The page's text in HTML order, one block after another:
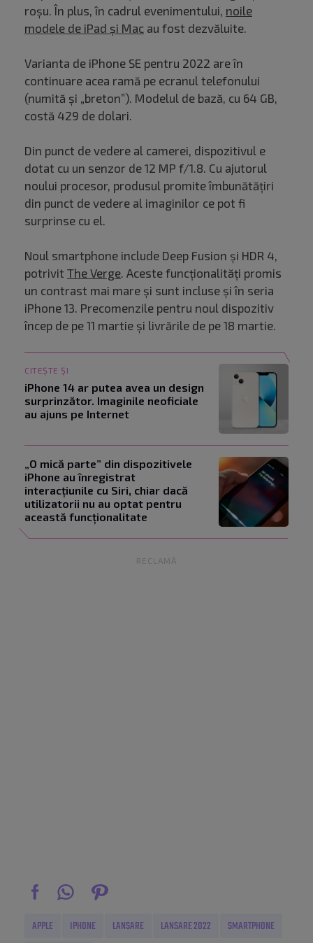
roșu. În plus, în cadrul evenimentului, noile
modele de iPad și Mac au fost dezvăluite.
Varianta de iPhone SE pentru 2022 are în
continuare acea ramă pe ecranul telefonului
(numită și „breton”). Modelul de bază, cu 64 GB,
costă 429 de dolari.
Din punct de vedere al camerei, dispozitivul e
dotat cu un senzor de 12 MP f/1.8. Cu ajutorul
noului procesor, produsul promite îmbunătățiri
din punct de vedere al imaginilor ce pot fi
surprinse cu el.
Noul smartphone include Deep Fusion și HDR 4,
potrivit The Verge. Aceste funcționalități promis
un contrast mai mare și sunt incluse și în seria
iPhone 13. Precomenzile pentru noul dispozitiv
încep de pe 11 martie și livrările de pe 18 martie.
CITEȘTE ȘI
iPhone 14 ar putea avea un design
surprinzător. Imaginile neoficiale
au ajuns pe Internet
„O mică parte” din dispozitivele
iPhone au înregistrat
interacțiunile cu Siri, chiar dacă
utilizatorii nu au optat pentru
această funcționalitate
RECLAMĂ
APPLE IPHONE LANSARE LANSARE 2022
SMARTPHONE